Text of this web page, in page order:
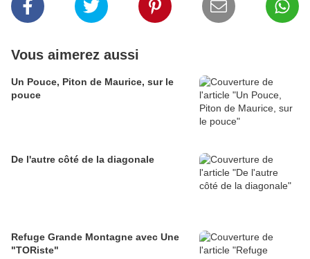
Vous aimerez aussi
Un Pouce, Piton de Maurice, sur le
pouce
De l'autre côté de la diagonale
Refuge Grande Montagne avec Une
"TORiste"